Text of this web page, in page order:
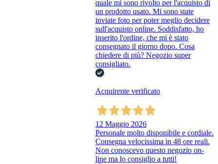
quale mi sono rivolto per l'acquisto di
un prodotto usato. Mi sono state
inviate foto per poter meglio decidere
sull'acquisto online. Soddisfatto, ho
inserito l'ordine, che mi è stato
consegnato il giorno dopo. Cosa
chiedere di più? Negozio super
consigliato.
Acquirente verificato
12 Maggio 2026
Personale molto disponibile e cordiale.
Consegna velocissima in 48 ore reali.
Non conoscevo questo negozio on-
line ma lo consiglio a tutti!